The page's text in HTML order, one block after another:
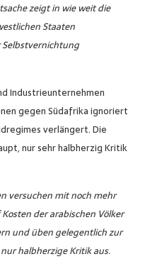
zeigt in wie weit die
Staaten
Industrieunternehmen
gegen Südafrika ignoriert
verlängert. Die
nur sehr halbherzig Kritik
versuchen mit noch mehr
der arabischen Völker
und üben gelegentlich zur
halbherzige Kritik aus.